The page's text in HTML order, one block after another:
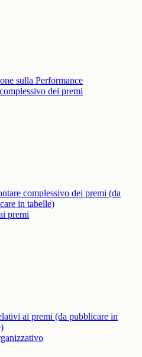
sulla Performance
dei premi
complessivo dei premi (da
in tabelle)
premi
ai premi (da pubblicare in